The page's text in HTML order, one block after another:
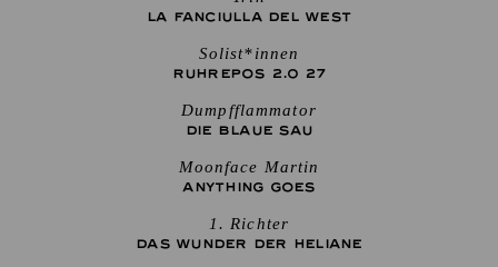
LA FANCIULLA DEL WEST
Solist*innen
RUHREPOS 2.0 27
Dumpfflammator
DIE BLAUE SAU
Moonface Martin
ANYTHING GOES
1. Richter
DAS WUNDER DER HELIANE